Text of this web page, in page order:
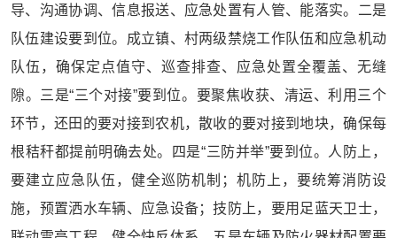
导、沟通协调、信息报送、应急处置有人管、能落实。二是
队伍建设要到位。成立镇、村两级禁烧工作队伍和应急机动
队伍，确保定点值守、巡查排查、应急处置全覆盖、无缝
隙。三是“三个对接”要到位。要聚焦收获、清运、利用三个
环节，还田的要对接到农机，散收的要对接到地块，确保每
根秸秆都提前明确去处。四是“三防并举”要到位。人防上，
要建立应急队伍，健全巡防机制；机防上，要统筹消防设
施，预置洒水车辆、应急设备；技防上，要用足蓝天卫士，